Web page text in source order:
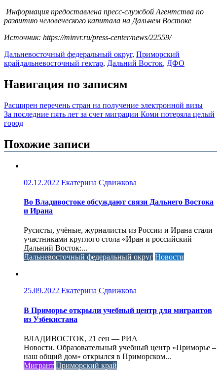
Информация предоставлена пресс-службой Агентства по
развитию человеческого капитала на Дальнем Востоке
Источник: https://minvr.ru/press-center/news/22559/
Дальневосточный федеральный округ, Приморский
крайдальневосточный гектар, Дальний Восток, ДФО
Навигация по записям
Расширен перечень стран на получение электронной визы
За последние пять лет за счет миграции Коми потеряла целый
город
Похожие записи
02.12.2022 Екатерина Сдвижкова
Во Владивостоке обсуждают связи Дальнего Востока
и Ирана
Русисты, учёные, журналисты из России и Ирана стали
участниками круглого стола «Иран и российский
Дальний Восток:...
Дальневосточный федеральный округ Новости
25.09.2022 Екатерина Сдвижкова
В Приморье открыли учебный центр для мигрантов
из Узбекистана
ВЛАДИВОСТОК, 21 сен — РИА
Новости. Образовательный учебный центр «Приморье –
наш общий дом» открылся в Приморском...
Мигрант Приморский край